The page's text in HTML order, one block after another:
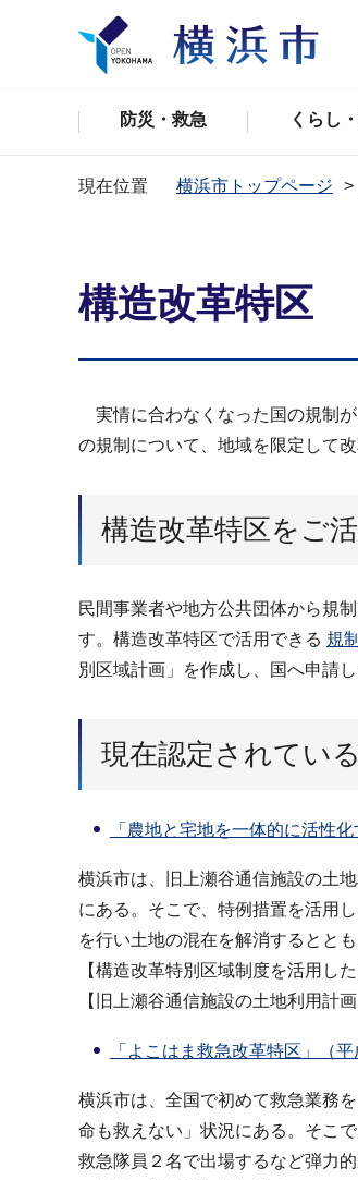
防災・救急 くらし
現在位置 横浜市トップページ
構造改革特区
実情に合わなくなった国の規制
の規制について、地域を限定して
構造改革特区をご
民間事業者や地方公共団体から規
す。構造改革特区で活用できる 規
別区域計画」を作成し、国へ申請
現在認定されてい
「農地と宅地を一体的に活性
横浜市は、旧上瀬谷通信施設の土
にある。そこで、特例措置を活用
を行い土地の混在を解消するとと
【構造改革特別区域制度を活用し
【旧上瀬谷通信施設の土地利用計
「よこはま救急改革特区」（
横浜市は、全国で初めて救急業務
命も救えない」状況にある。そこ
救急隊員２名で出場するなど弾力